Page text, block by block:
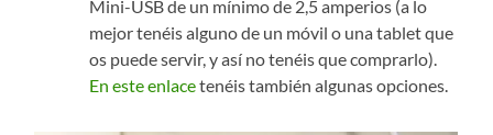
Mini-USB de un mínimo de 2,5 amperios (a lo
mejor tenéis alguno de un móvil o una tablet que
os puede servir, y así no tenéis que comprarlo).
En este enlacetenéis también algunas opciones.